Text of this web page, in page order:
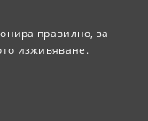
правилно, за
изживяване.